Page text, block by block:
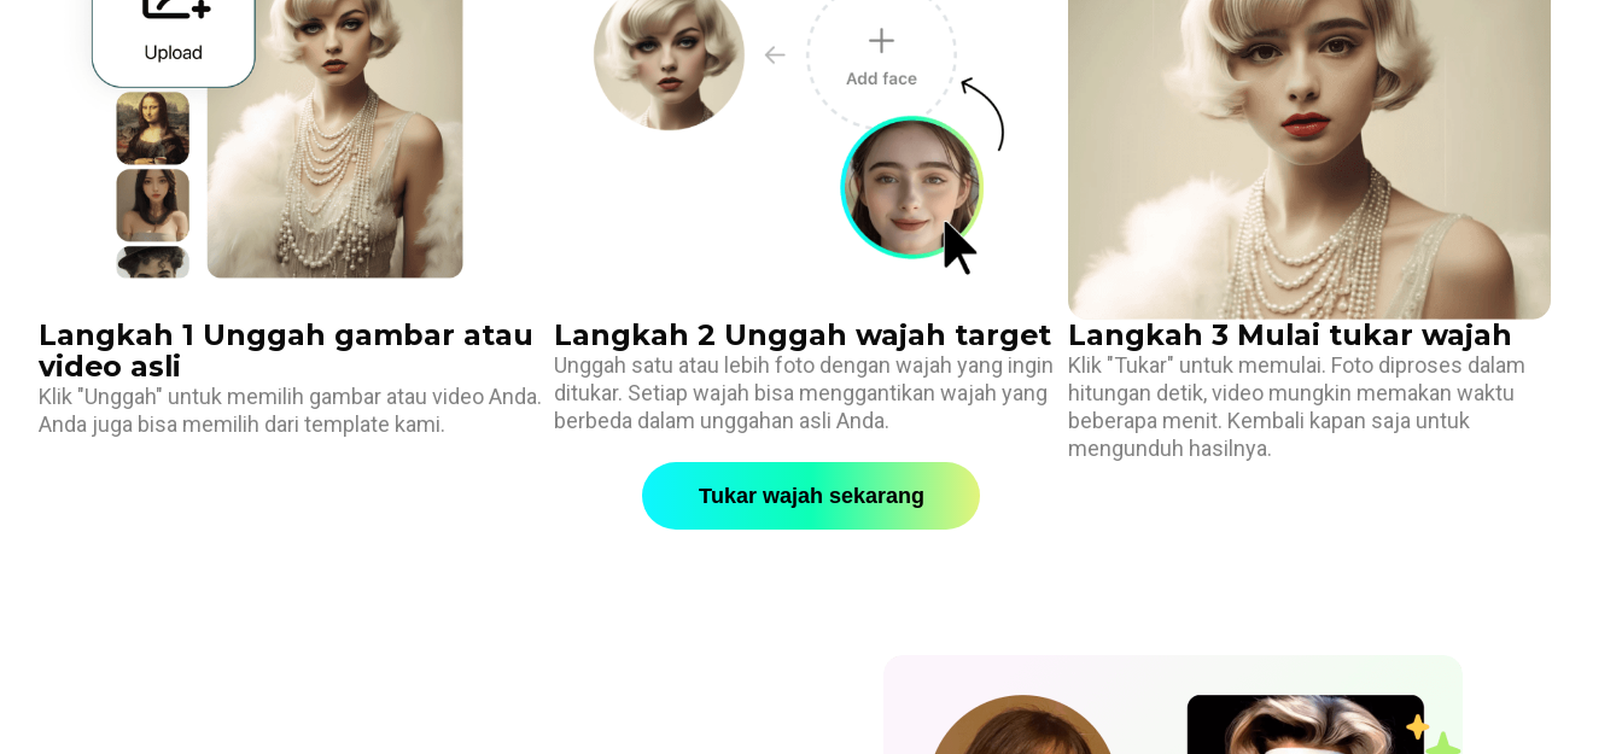
Langkah 1 Unggah gambar atau
video asli
Klik "Unggah" untuk memilih gambar atau video Anda.
Anda juga bisa memilih dari template kami.
Langkah 2 Unggah wajah target
Unggah satu atau lebih foto dengan wajah yang ingin
ditukar. Setiap wajah bisa menggantikan wajah yang
berbeda dalam unggahan asli Anda.
Langkah 3 Mulai tukar wajah
Klik "Tukar" untuk memulai. Foto diproses dalam
hitungan detik, video mungkin memakan waktu
beberapa menit. Kembali kapan saja untuk
mengunduh hasilnya.
Tukar wajah sekarang